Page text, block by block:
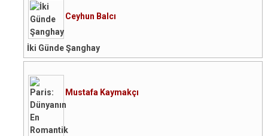
Ceyhun Balcı
İki Günde Şanghay
Mustafa Kaymakçı